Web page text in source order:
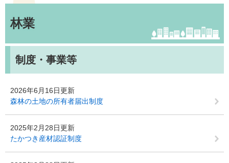
す
し
文林業
制度・事業等
2026年6月16日更新
森林の土地の所有者届出制度
2025年2月28日更新
たかつき産材認証制度